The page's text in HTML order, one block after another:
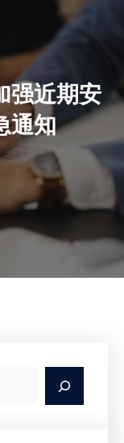
强近期安
通知